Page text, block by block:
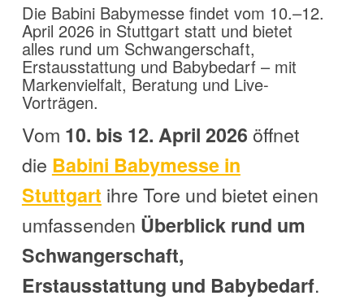
Die Babini Babymesse findet vom 10.–12.
April 2026 in Stuttgart statt und bietet
alles rund um Schwangerschaft,
Erstausstattung und Babybedarf – mit
Markenvielfalt, Beratung und Live-
Vorträgen.
Vom 10. bis 12. April 2026 öffnet
die Babini Babymesse in
Stuttgart ihre Tore und bietet einen
umfassenden Überblick rund um
Schwangerschaft,
Erstausstattung und Babybedarf.